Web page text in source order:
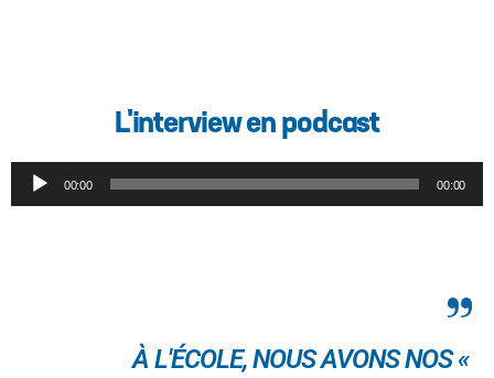
L'interview en podcast
Lecteur
audio
00:00 00:00
À L'ÉCOLE, NOUS AVONS NOS «